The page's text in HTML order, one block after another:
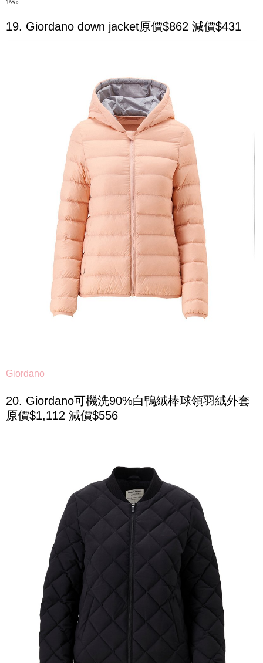
19. Giordano down jacket原價$862 減價$431
Giordano
20. Giordano可機洗90%白鴨絨棒球領羽絨外套
原價$1,112 減價$556